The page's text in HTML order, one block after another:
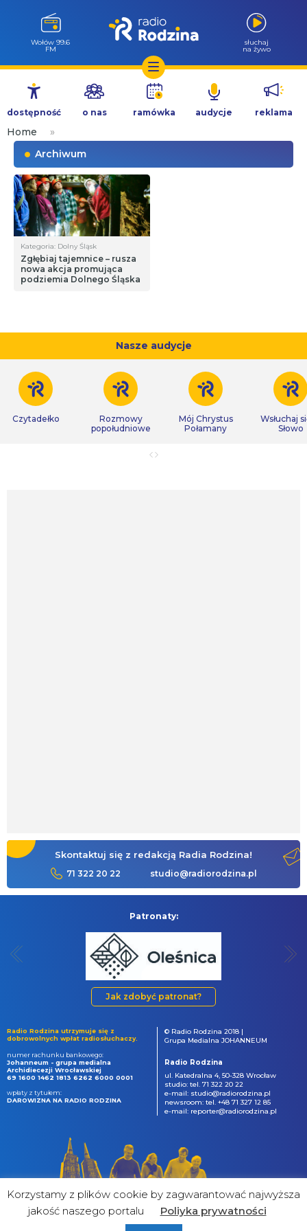
Przejdź
treści
Wołów 99.6
FM
słuchaj
na żywo
dostępność o nas ramówka audycje reklama
Home
»
Archiwum
Kategoria: Dolny Śląsk
Zgłębiaj tajemnice – rusza
nowa akcja promująca
podziemia Dolnego Śląska
Nasze audycje
Czytadełko
Rozmowy
popołudniowe
Mój Chrystus
Połamany
Wsłuchaj
Słowo
Skontaktuj się z redakcją Radia Rodzina!
71 322 20 22 studio@radiorodzina.pl
Patronaty:
Jak zdobyć patronat?
Radio Rodzina utrzymuje się z
dobrowolnych wpłat radiosłuchaczy.
numer rachunku bankowego:
Johanneum - grupa medialna
Archidiecezji Wrocławskiej
69 1600 1462 1813 6262 6000 0001
wpłaty z tytułem:
DAROWIZNA NA RADIO RODZINA
© Radio Rodzina 2018 |
Grupa Medialna JOHANNEUM
Radio Rodzina
ul. Katedralna 4, 50-328 Wrocław
studio: tel. 71 322 20 22
e-mail: studio@radiorodzina.pl
newsroom: tel. +48 71 327 12 85
e-mail: reporter@radiorodzina.pl
Korzystamy z plików cookie by zagwarantować najwyższa
jakość naszego portalu
Poliyka prywatności